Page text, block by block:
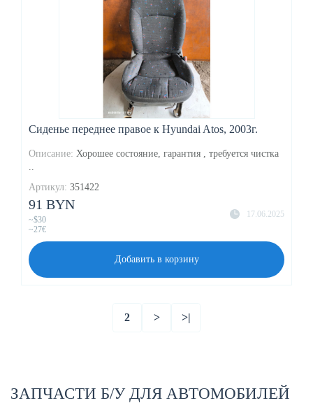
Сиденье переднее правое к Hyundai Atos, 2003г.
Описание: Хорошее состояние, гарантия , требуется чистка
..
Артикул: 351422
17.06.2025
91 BYN
~$30
~27€
Добавить в корзину
2 > >|
ЗАПЧАСТИ Б/У ДЛЯ АВТОМОБИЛЕЙ